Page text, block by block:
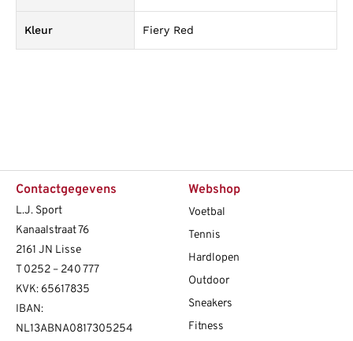
Kleur Fiery Red
Contactgegevens
L.J. Sport
Kanaalstraat 76
2161 JN Lisse
T0252 – 240 777
KVK: 65617835
IBAN:
NL13ABNA0817305254
Webshop
Voetbal
Tennis
Hardlopen
Outdoor
Sneakers
Fitness